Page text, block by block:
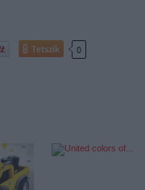
Tetszik 0